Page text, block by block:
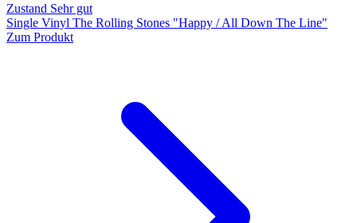
Zustand Sehr gut
Single Vinyl The Rolling Stones "Happy / All Down The Line"
Zum Produkt